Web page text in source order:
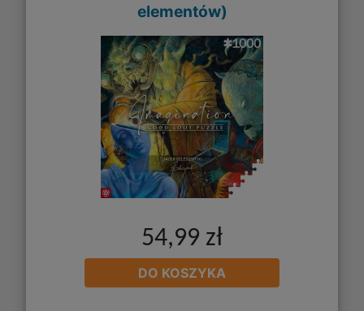
elementów)
54,99 zł
DO KOSZYKA